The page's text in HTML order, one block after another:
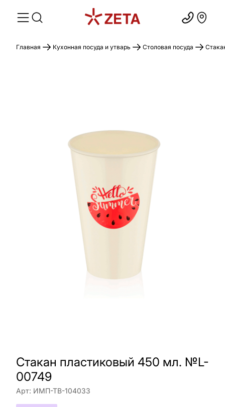
Главная Кухонная посуда и утварь Столовая посуда
Стакан пластиковый 450 мл. №L-
00749
Арт: ИМП-ТВ-104033